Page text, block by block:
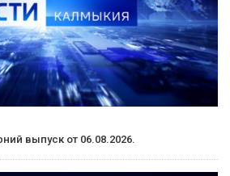
выпуск от 06.08.2026.